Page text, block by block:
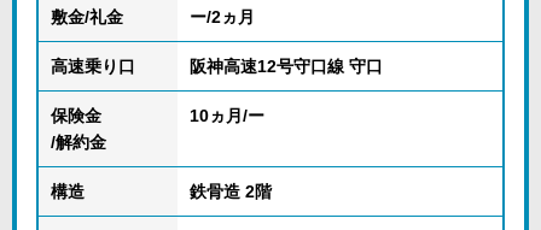
敷金/礼金 ー/2ヵ月
高速乗り口 阪神高速12号守口線 守口
保険金
/解約金
10ヵ月/ー
構造 鉄骨造 2階